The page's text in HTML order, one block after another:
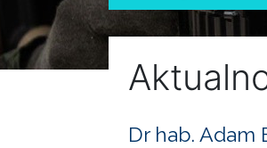
Dr hab.